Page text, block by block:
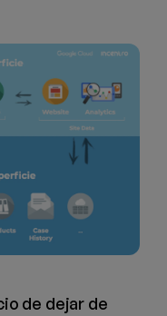
de dejar de